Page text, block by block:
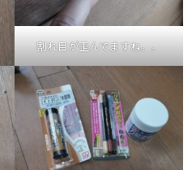
割れ目が歪んでますね。。